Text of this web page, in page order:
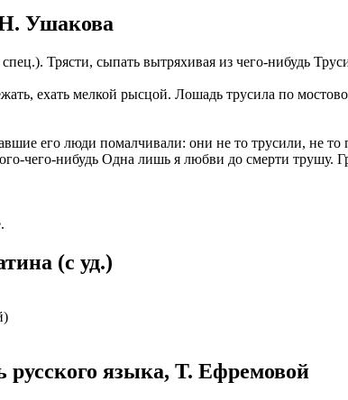
Н. Ушакова
Трясти, сыпать вытряхивая из чего-нибудь
ехать мелкой рысцой. Лошадь трусила по
его люди помалчивали: они не то трусили, не то
чего-нибудь Одна лишь я любви до смерти трушу.
(c уд.)
русского языка, Т. Ефремовой